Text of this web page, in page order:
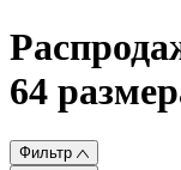
64
Фильтр